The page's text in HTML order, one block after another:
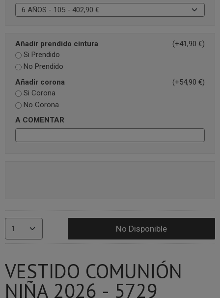
Añadir prendido cintura
(+41,90 €)
Si Prendido
No Prendido
Añadir corona
(+54,90 €)
Si Corona
No Corona
A COMENTAR
No Disponible
VESTIDO COMUNIÓN
NIÑA 2026 - 5729